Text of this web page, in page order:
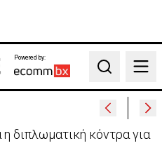
Powered by:
Search
με αυξημένη υγρασία